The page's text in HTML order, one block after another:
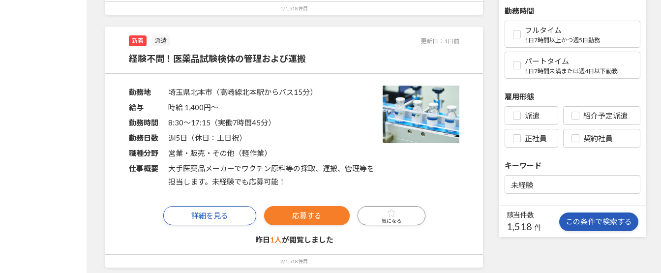
1/1,518件目
新着 派遣 更新日： 1日前
経験不問！医薬品試験検体の管理および運搬
勤務地
埼玉県北本市（高崎線北本駅からバス15分）
給与
時給 1,400円〜
勤務時間
8:30～17:15（実働7時間45分）
勤務日数
週5日（休日：土日祝）
職種分野
営業・販売・その他（軽作業）
仕事概要
大手医薬品メーカーでワクチン原料等の採取、運搬、管理等を
担当します。未経験でも応募可能！
詳細を見る 応募する
気になる
昨日1人が閲覧しました
2/1,518件目
勤務時間
フルタイム
1日7時間以上かつ週5日勤務
パートタイム
1日7時間未満または週4日以下勤務
雇用形態
派遣 紹介予定派遣
正社員 契約社員
キーワード
該当件数
1,518 件
この条件で検索する